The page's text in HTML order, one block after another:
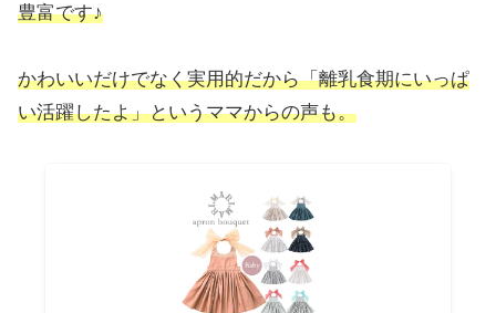
豊富です♪
かわいいだけでなく実用的だから「離乳食期にいっぱ
い活躍したよ」というママからの声も。